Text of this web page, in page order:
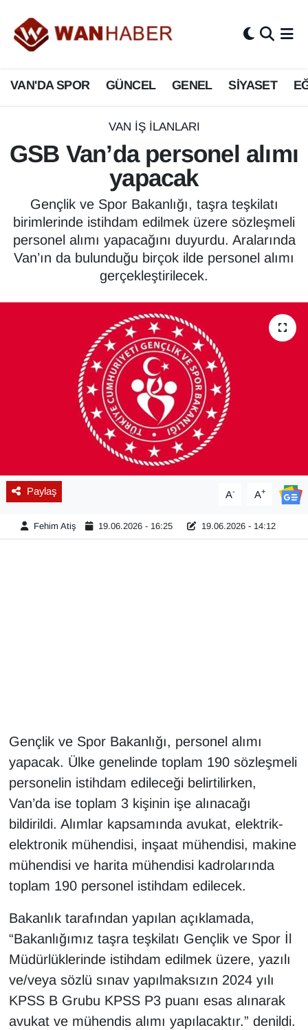
VAN'DA SPOR GÜNCEL GENEL SİYASET
VAN İŞ İLANLARI
GSB Van’da personel alımı
yapacak
Gençlik ve Spor Bakanlığı, taşra teşkilatı
birimlerinde istihdam edilmek üzere sözleşmeli
personel alımı yapacağını duyurdu. Aralarında
Van’ın da bulunduğu birçok ilde personel alımı
gerçekleştirilecek.
Paylaş A- A+
Fehim Atiş 19.06.2026 - 16:25 19.06.2026 - 14:12
Gençlik ve Spor Bakanlığı, personel alımı
yapacak. Ülke genelinde toplam 190 sözleşmeli
personelin istihdam edileceği belirtilirken,
Van’da ise toplam 3 kişinin işe alınacağı
bildirildi. Alımlar kapsamında avukat, elektrik-
elektronik mühendisi, inşaat mühendisi, makine
mühendisi ve harita mühendisi kadrolarında
toplam 190 personel istihdam edilecek.
Bakanlık tarafından yapılan açıklamada,
“Bakanlığımız taşra teşkilatı Gençlik ve Spor İl
Müdürlüklerinde istihdam edilmek üzere, yazılı
ve/veya sözlü sınav yapılmaksızın 2024 yılı
KPSS B Grubu KPSS P3 puanı esas alınarak
avukat ve mühendis alımı yapılacaktır.” denildi.
3.SAYFA
ASAYİŞ
BİLİM VE TEKNOLOJİ
Biyografi
Bölge Haberleri
ÇEVRE
Deprem
EĞİTİM
EKONOMİ
Eleman
En çok konuşulanlar
İngilizce
Kadın
Kamu Alımları
Kim Kimdir?
Kültür & Sanat
KURDÎ
MAGAZİN
MEDYA
Van Nöbetçi Eczaneler
Van Hava Durumu
Van Namaz Vakitleri
Van Trafik Yoğunluk Haritası
Süper Lig Puan Durumu ve Fikstür
Tüm Manşetler
Son Dakika Haberleri